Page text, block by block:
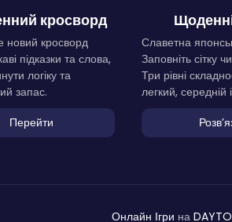
кросворд
новий кросворд
підказки та слова,
логіку та
запас.
Перейти
Славетна
Заповніть сітку
Три рівні
легкий, середній
Онлайн Ігри на